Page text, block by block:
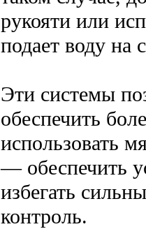
рукояти или
подает воду на
Эти системы
обеспечить
использовать
— обеспечить
избегать
контроль.